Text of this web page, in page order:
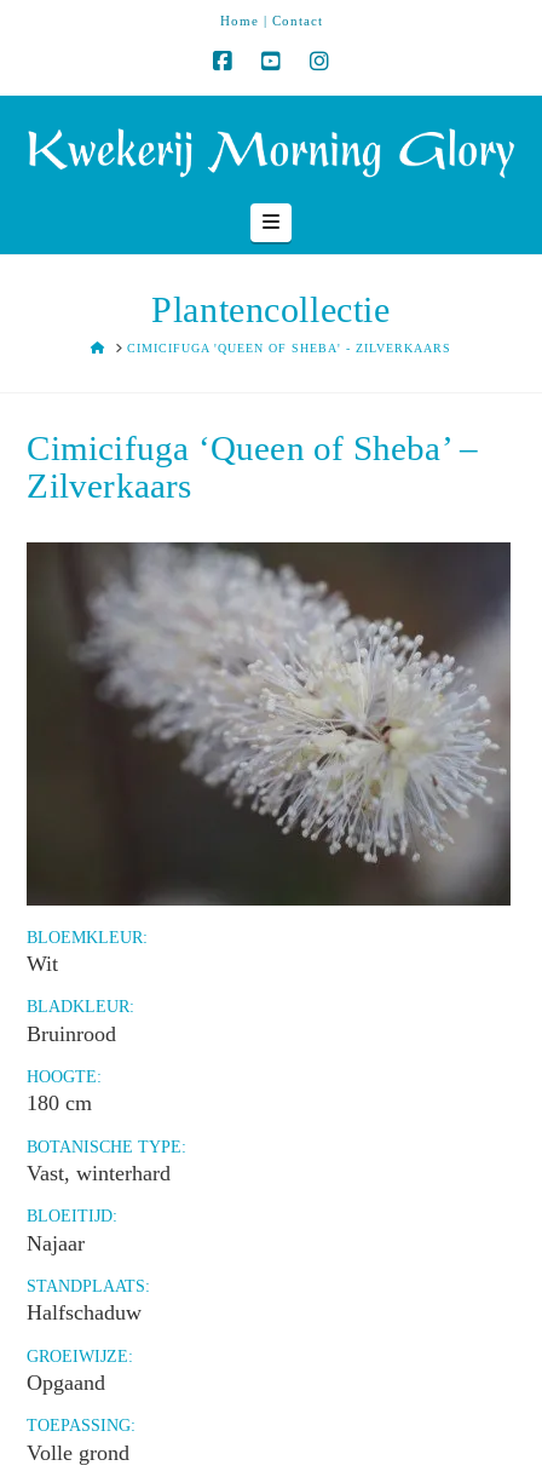
Home | Contact
Navigation
Plantencollectie
HOMECIMICIFUGA 'QUEEN OF SHEBA' - ZILVERKAARS
Cimicifuga ‘Queen of Sheba’ –
Zilverkaars
BLOEMKLEUR:
Wit
BLADKLEUR:
Bruinrood
HOOGTE:
180 cm
BOTANISCHE TYPE:
Vast, winterhard
BLOEITIJD:
Najaar
STANDPLAATS:
Halfschaduw
GROEIWIJZE:
Opgaand
TOEPASSING:
Volle grond